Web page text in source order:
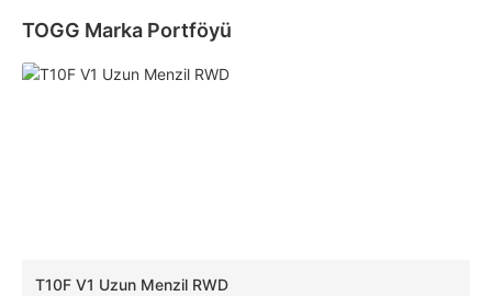
TOGG Marka Portföyü
T10F V1 Uzun Menzil RWD